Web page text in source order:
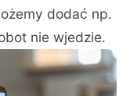
dodać np.
nie wjedzie.